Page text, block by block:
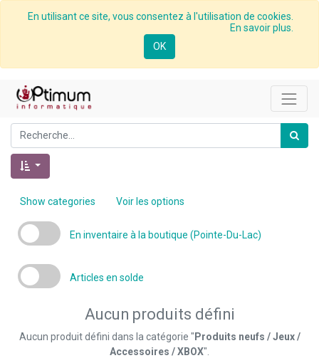
En utilisant ce site, vous consentez à l'utilisation de cookies.
En savoir plus.
OK
Show categories Voir les options
En inventaire à la boutique (Pointe-Du-Lac)
Articles en solde
Aucun produits défini
Aucun produit défini dans la catégorie " Produits neufs / Jeux /
Accessoires / XBOX".